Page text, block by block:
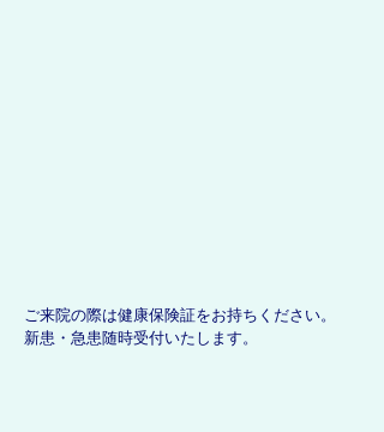
ご来院の際は健康保険証をお持ちください。
新患・急患随時受付いたします。